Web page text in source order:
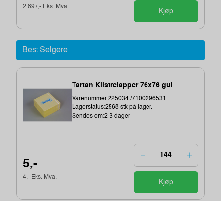
2 897,- Eks. Mva.
Kjøp
Best Selgere
Tartan Klistrelapper 76x76 gul
Varenummer:225034 /7100296531
Lagerstatus:2568 stk på lager.
Sendes om:2-3 dager
5,-
4,- Eks. Mva.
Kjøp